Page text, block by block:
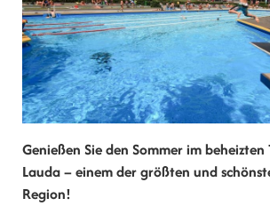
Genießen Sie den Sommer im
Lauda – einem der größten und
Region!